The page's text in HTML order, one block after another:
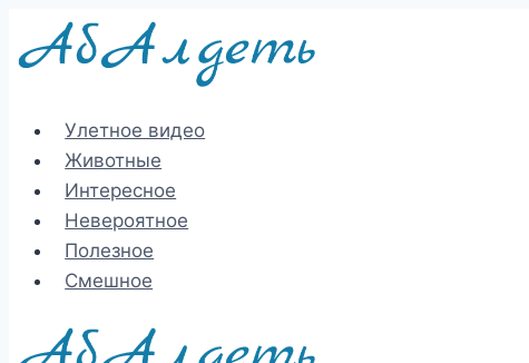
Перейти
Улетное видео
Животные
Интересное
Невероятное
Полезное
Смешное